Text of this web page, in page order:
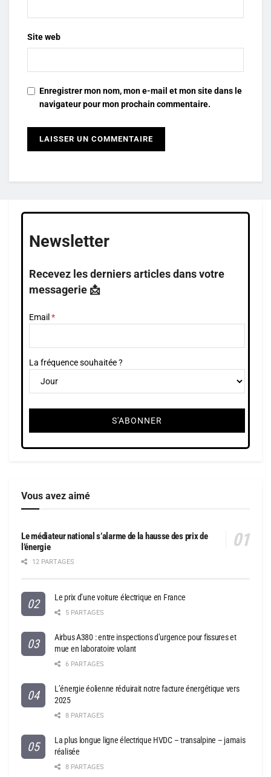
Site web
Enregistrer mon nom, mon e-mail et mon site dans le
navigateur pour mon prochain commentaire.
Newsletter
Recevez les derniers articles dans votre
messagerie 📩
Email
La fréquence souhaitée ?
Vous avez aimé
Le médiateur national s’alarme de la hausse des prix de
l’énergie
12 PARTAGES
Le prix d’une voiture électrique en France
5 PARTAGES
Airbus A380 : entre inspections d’urgence pour fissures et
mue en laboratoire volant
6 PARTAGES
L’énergie éolienne réduirait notre facture énergétique vers
2025
8 PARTAGES
La plus longue ligne électrique HVDC – transalpine – jamais
réalisée
8 PARTAGES